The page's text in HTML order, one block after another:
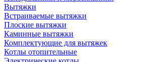
Вытяжки
Встраиваемые вытяжки
Плоские вытяжки
Каминные вытяжки
Комплектующие для вытяжек
Котлы отопительные